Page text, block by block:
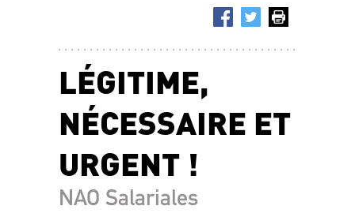
LÉGITIME,
NÉCESSAIRE ET
URGENT !
NAO Salariales